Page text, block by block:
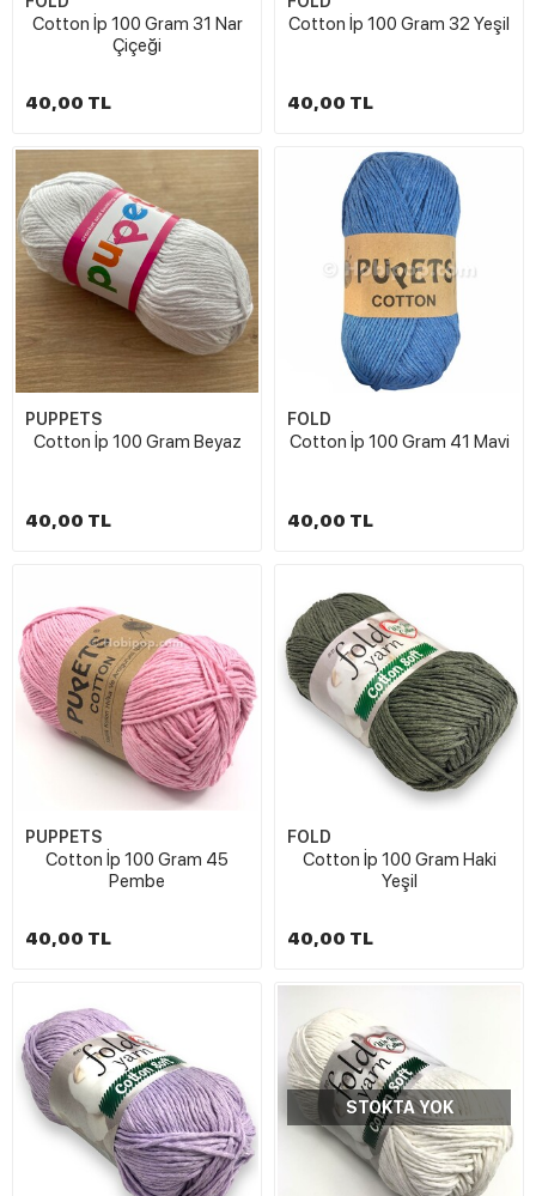
Cotton İp 100 Gram 31 Nar
Çiçeği
40,00 TL
Cotton İp 100 Gram 32 Yeşil
40,00 TL
PUPPETS
Cotton İp 100 Gram Beyaz
40,00 TL
FOLD
Cotton İp 100 Gram 41 Mavi
40,00 TL
PUPPETS
Cotton İp 100 Gram 45
Pembe
40,00 TL
FOLD
Cotton İp 100 Gram Haki
Yeşil
40,00 TL
STOKTA YOK